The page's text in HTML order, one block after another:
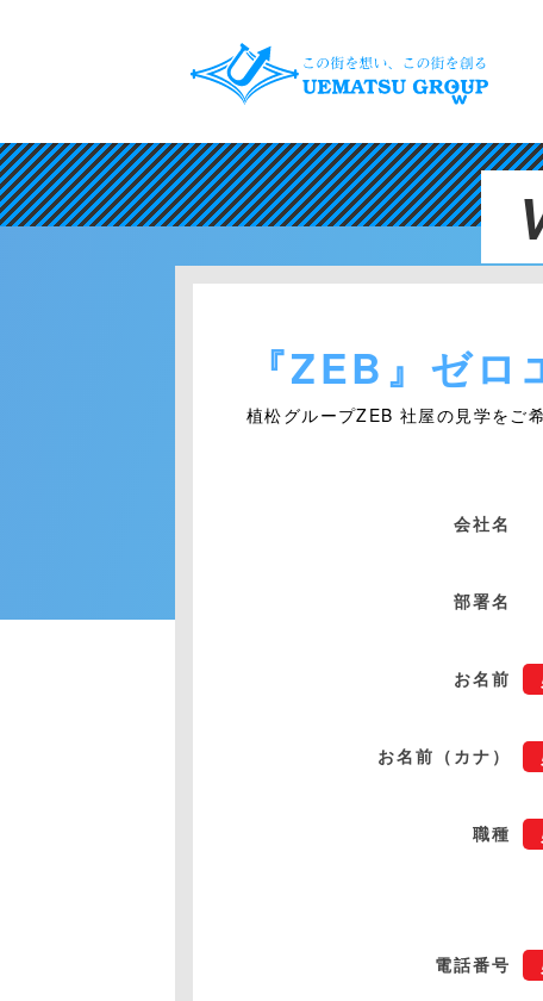
『ZEB』ゼ
植松グループZEB 社屋の見学をご
会社名
部署名
お名前
お名前（カナ）
職種
電話番号